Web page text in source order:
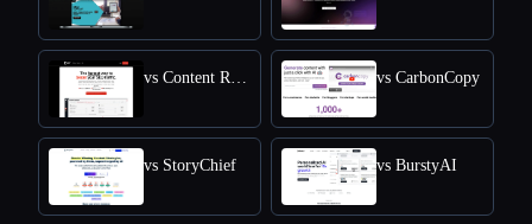
vs Content Raptor vs CarbonCopy
vs StoryChief vs BurstyAI